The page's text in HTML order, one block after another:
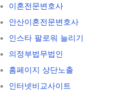
이혼전문변호사
안산이혼전문변호사
인스타 팔로워 늘리기
의정부법무법인
홈페이지 상단노출
인터넷비교사이트